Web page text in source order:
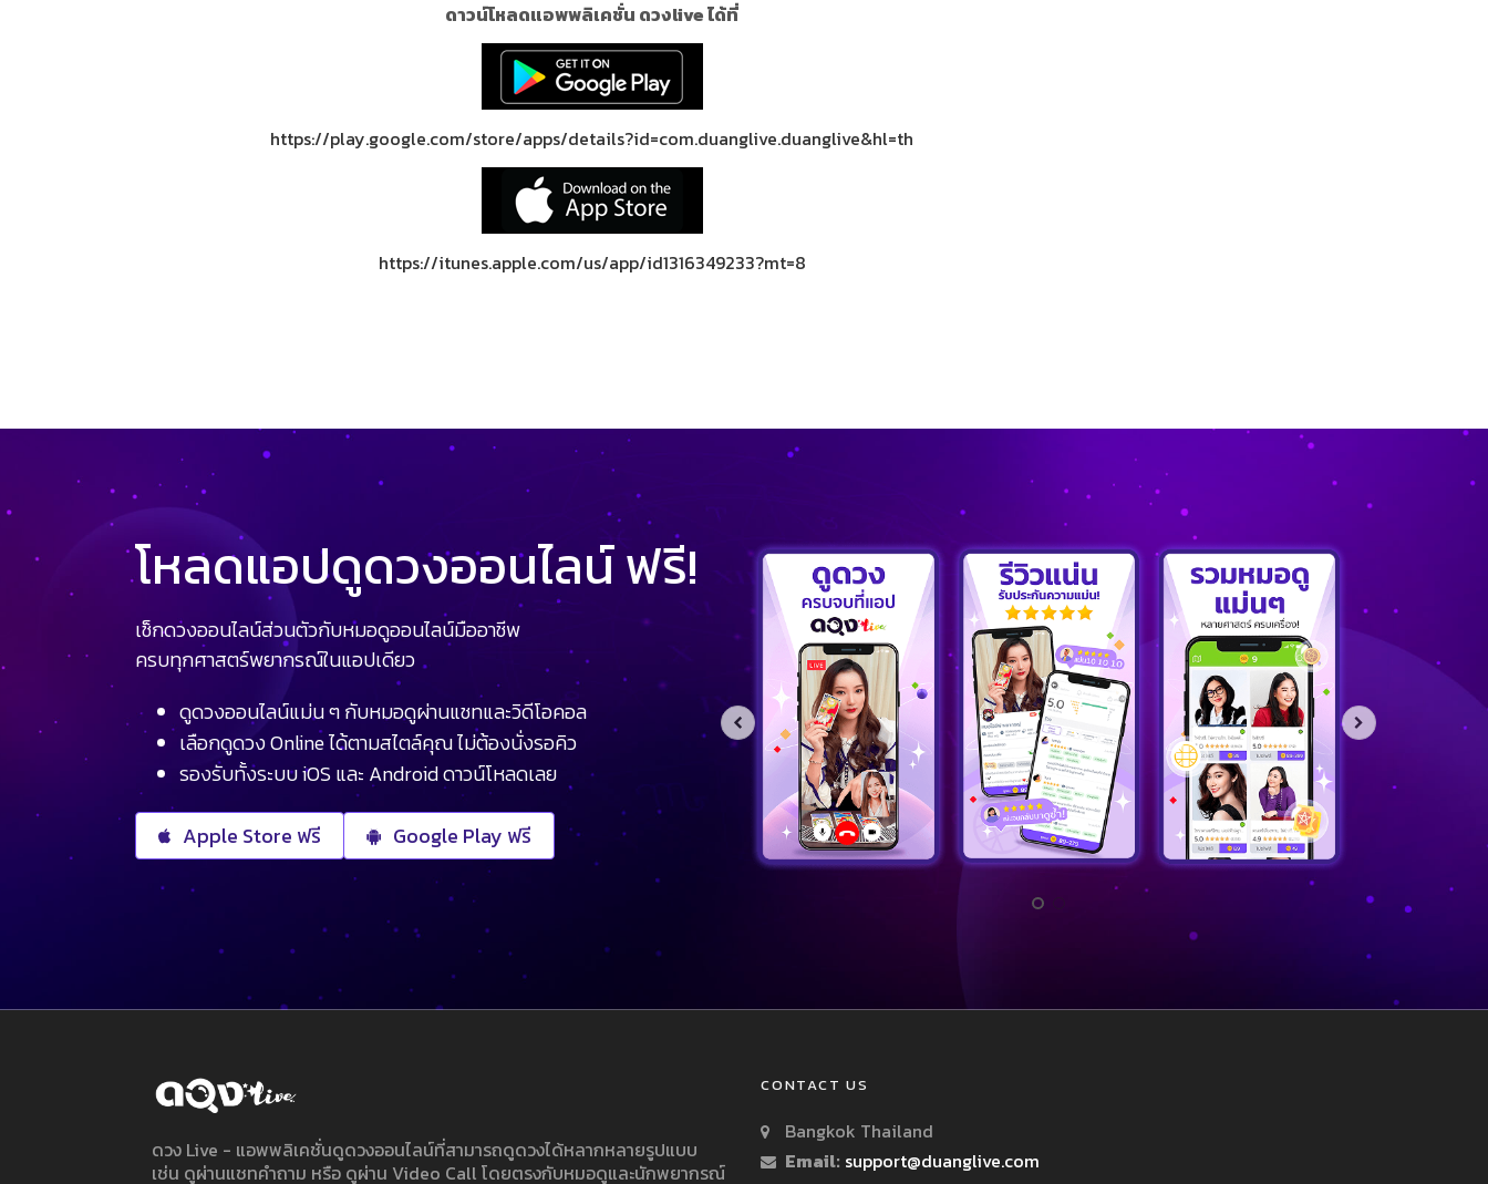
ดาวน์โหลดแอพพลิเคชั่น ดวงlive ได้ที่
https://play.google.com/store/apps/details?id=com.duanglive.duanglive&hl=th
https://itunes.apple.com/us/app/id1316349233?mt=8
โหลดแอปดูดวงออนไลน์ ฟรี!
เช็กดวงออนไลน์ส่วนตัวกับหมอดูออนไลน์มืออาชีพ
ครบทุกศาสตร์พยากรณ์ในแอปเดียว
ดูดวงออนไลน์แม่น ๆ กับหมอดูผ่านแชทและวิดีโอคอล
เลือกดูดวง Online ได้ตามสไตล์คุณ ไม่ต้องนั่งรอคิว
รองรับทั้งระบบ iOS และ Android ดาวน์โหลดเลย
Apple Store ฟรี Google Play ฟรี
ดวง Live - แอพพลิเคชั่นดูดวงออนไลน์ที่สามารถดูดวงได้หลากหลายรูปแบบ
เช่น ดูผ่านแชทคำถาม หรือ ดูผ่าน Video Call โดยตรงกับหมอดูและนักพยากรณ์
CONTACT US
Bangkok Thailand
Email: support@duanglive.com